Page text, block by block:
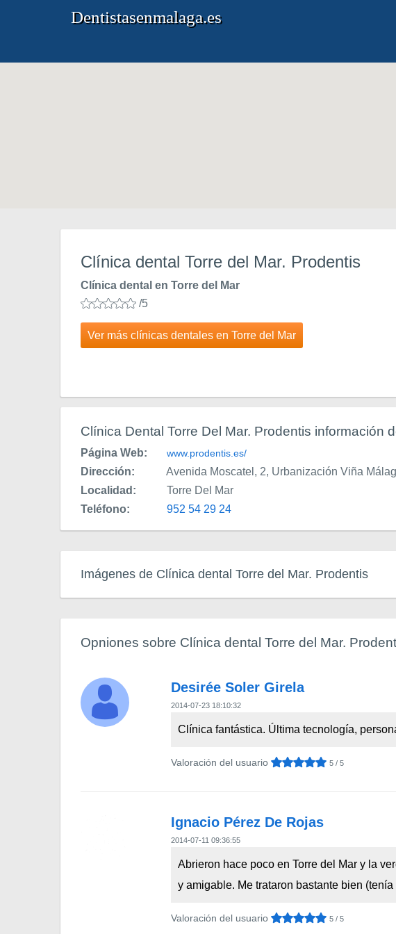
Dentistasenmalaga.es
Clínica dental Torre del Mar. Prodentis
Clínica dental en Torre del Mar
/5
Ver más clínicas dentales en Torre del Mar
Clínica Dental Torre Del Mar. Prodentis información
Página Web: www.prodentis.es/
Dirección:
Avenida Moscatel, 2, Urbanización Viña
Localidad:
Torre Del Mar
Teléfono:
952 54 29 24
Imágenes de Clínica dental Torre del Mar. Prodentis
Opniones sobre Clínica dental Torre del Mar.
Desirée Soler Girela
2014-07-23 18:10:32
Clínica fantástica. Última tecnología,
Valoración del usuario 5 / 5
Ignacio Pérez De Rojas
2014-07-11 09:36:55
Abrieron hace poco en Torre del Mar y la
y amigable. Me trataron bastante bien
Valoración del usuario 5 / 5